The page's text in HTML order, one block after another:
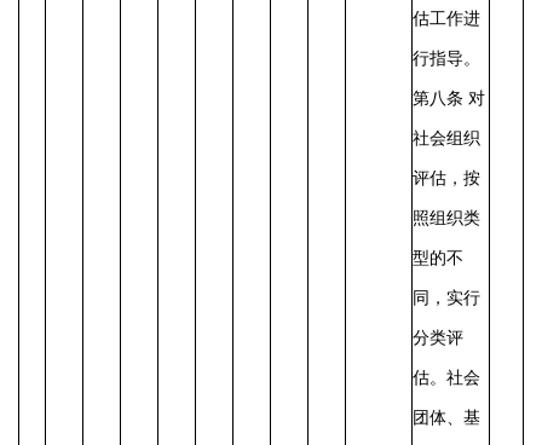
估工作进
行指导。
第八条 对
社会组织
评估，按
照组织类
型的不
同，实行
分类评
估。社会
团体、基